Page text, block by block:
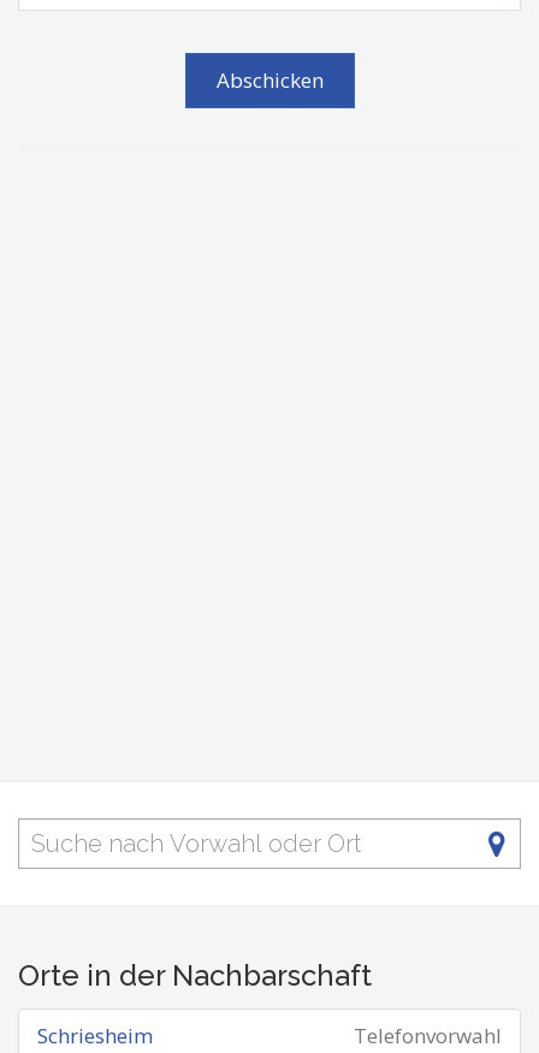
Orte in der Nachbarschaft
Telefonvorwahl
Schriesheim